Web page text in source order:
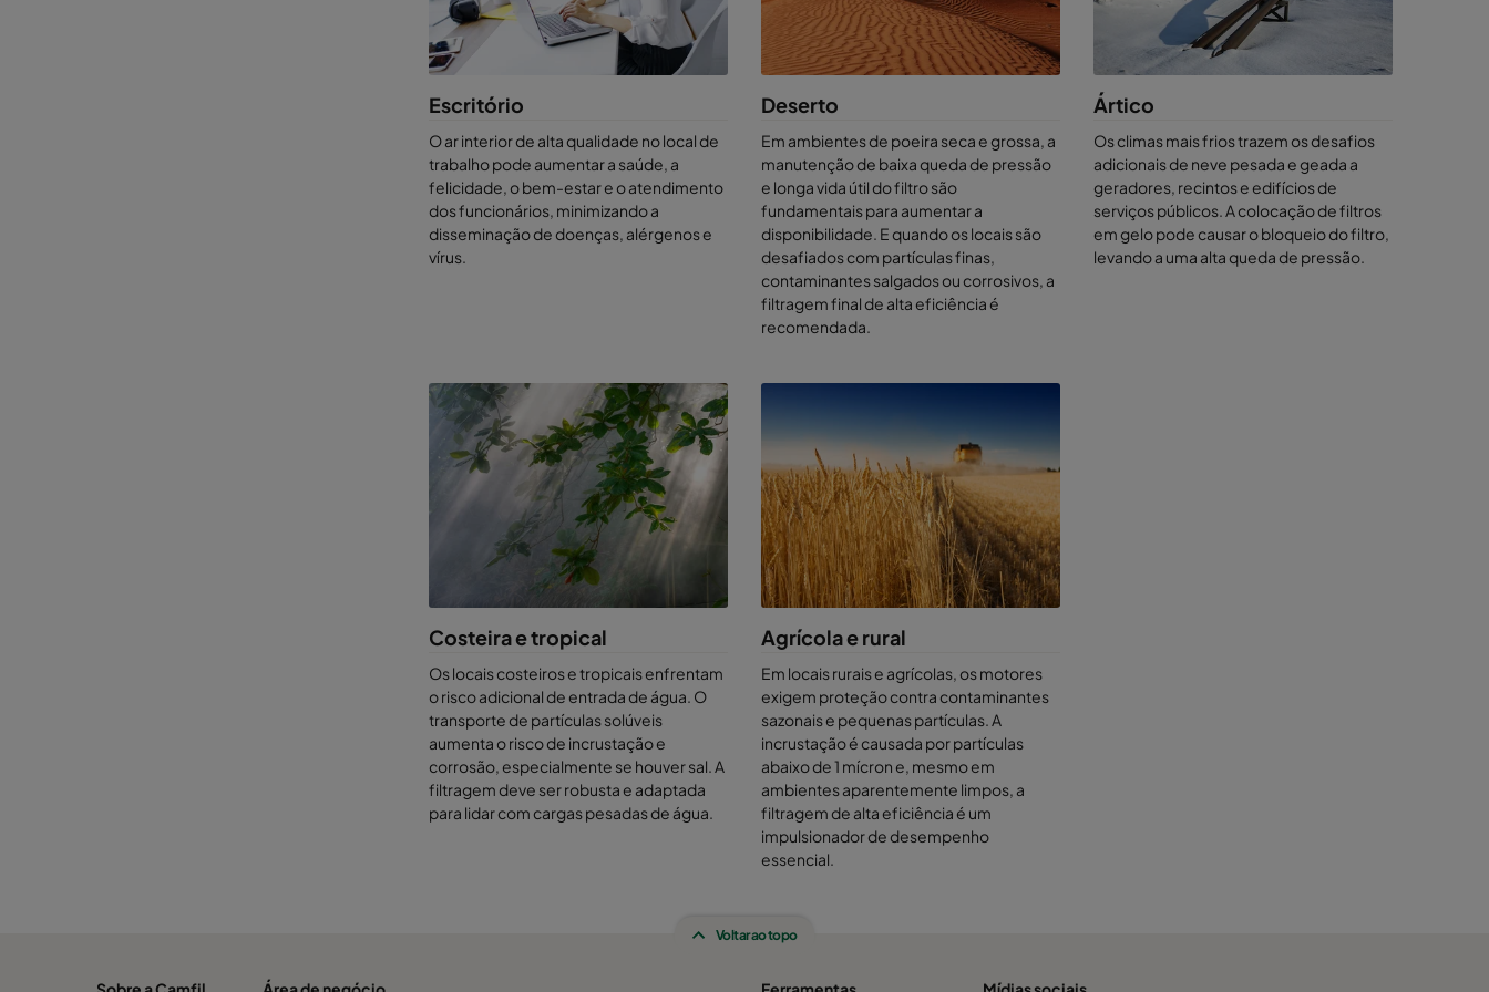
seu desempenho atual, pergunte-nos sobre nosso software de custo de ciclo de vida,
nossas soluções de amostragem de ar ou peça um teste CamLab.
Escritório
O ar interior de alta qualidade no local de
trabalho pode aumentar a saúde, a
felicidade, o bem-estar e o atendimento
dos funcionários, minimizando a
disseminação de doenças, alérgenos e
vírus.
Deserto
Em ambientes de poeira seca e grossa, a
manutenção de baixa queda de pressão
e longa vida útil do filtro são
fundamentais para aumentar a
disponibilidade. E quando os locais são
desafiados com partículas finas,
contaminantes salgados ou corrosivos, a
filtragem final de alta eficiência é
recomendada.
Ártico
Os climas mais frios trazem os desafios
adicionais de neve pesada e geada a
geradores, recintos e edifícios de
serviços públicos. A colocação de filtros
em gelo pode causar o bloqueio do filtro,
levando a uma alta queda de pressão.
Costeira e tropical
Os locais costeiros e tropicais enfrentam
o risco adicional de entrada de água. O
transporte de partículas solúveis
aumenta o risco de incrustação e
corrosão, especialmente se houver sal. A
filtragem deve ser robusta e adaptada
para lidar com cargas pesadas de água.
Agrícola e rural
Em locais rurais e agrícolas, os motores
exigem proteção contra contaminantes
sazonais e pequenas partículas. A
incrustação é causada por partículas
abaixo de 1 mícron e, mesmo em
ambientes aparentemente limpos, a
filtragem de alta eficiência é um
impulsionador de desempenho
essencial.
Voltar ao topo